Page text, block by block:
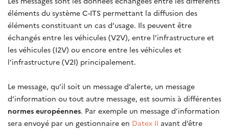
éléments du système C-ITS permettant la diffusion des
éléments constituant un cas d’usage. Ils peuvent être
échangés entre les véhicules (V2V), entre l’infrastructure et
les véhicules (I2V) ou encore entre les véhicules et
l’infrastructure (V2I) principalement.
Le message, qu’il soit un message d’alerte, un message
d’information ou tout autre message, est soumis à différentes
normes européennes. Par exemple un message d’information
sera envoyé par un gestionnaire en Datex II avant d’être